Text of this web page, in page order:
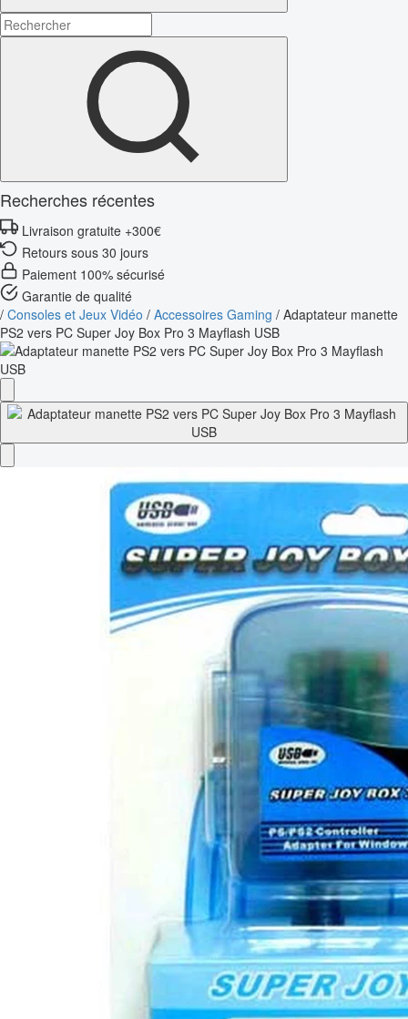
Recherches récentes
Livraison gratuite +300€
Retours sous 30 jours
Paiement 100% sécurisé
Garantie de qualité
/ Consoles et Jeux Vidéo / Accessoires Gaming / Adaptateur manette
PS2 vers PC Super Joy Box Pro 3 Mayflash USB